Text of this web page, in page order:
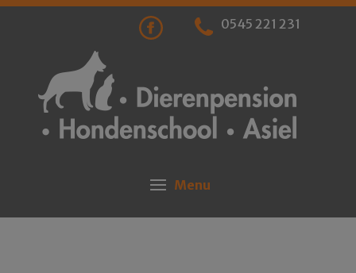
0545 221 231